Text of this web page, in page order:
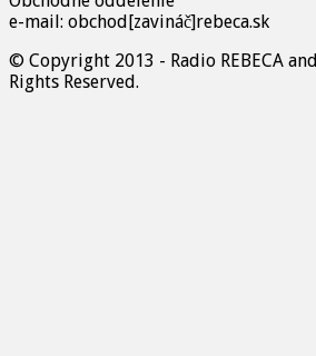
e-mail: obchod[zavináč]rebeca.sk
© Copyright 2013 - Radio REBECA and
Rights Reserved.